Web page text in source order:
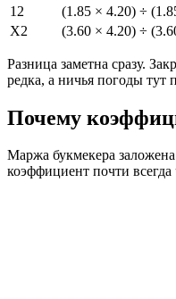
12
(1.85 × 4.20) ÷
X2
(3.60 × 4.20) ÷
Разница заметна сразу.
редка, а ничья погоды тут
Почему
Маржа букмекера
коэффициент почти